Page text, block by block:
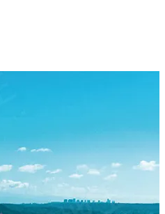
德國中，近全聯福利中心、
運動中心、淡水市民服務中
通方面，近輕軌淡海新市鎮
地區及外縣市。